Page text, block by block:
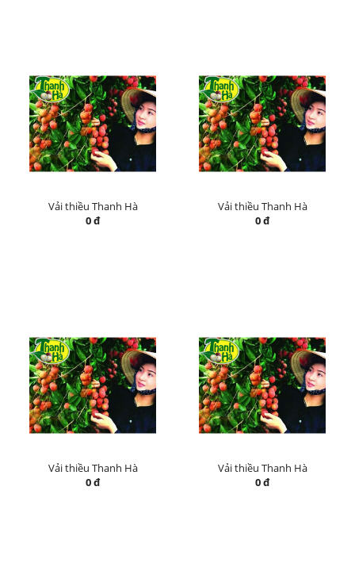
Vải thiều Thanh Hà
0 đ
Vải thiều Thanh Hà
0 đ
Vải thiều Thanh Hà
0 đ
Vải thiều Thanh Hà
0 đ